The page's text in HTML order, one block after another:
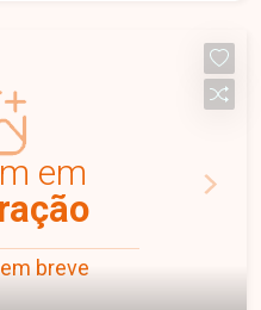
em
breve